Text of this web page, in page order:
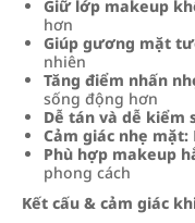
Giữ lớp makeup
hơn
Giúp gương mặt
nhiên
Tăng điểm nhấn
sống động hơn
Dễ tán và dễ kiểm
Cảm giác nhẹ mặt:
Phù hợp makeup
phong cách
Kết cấu & cảm giác